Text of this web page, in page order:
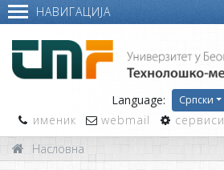
НАВИГАЦИЈА
Language: Српски
именик webmail
сервиси
Насловна